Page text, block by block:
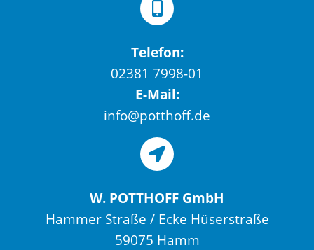
Telefon:
02381 7998-01
E-Mail:
info@potthoff.de
W. POTTHOFF GmbH
Hammer Straße / Ecke Hüserstraße
59075 Hamm